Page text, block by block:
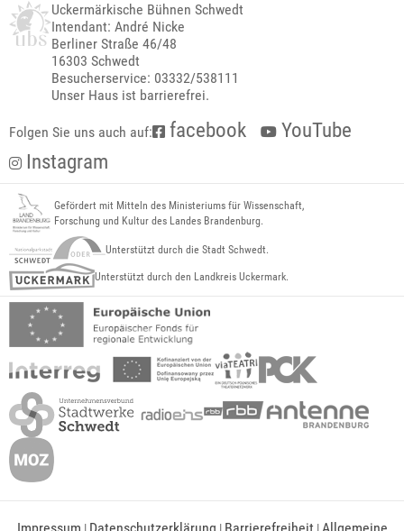
Uckermärkische Bühnen Schwedt
Intendant: André Nicke
Berliner Straße 46/48
16303 Schwedt
Besucherservice: 03332/538111
Unser Haus ist barrierefrei.
Folgen Sie uns auch auf: facebook
YouTube
Instagram
Gefördert mit Mitteln des Ministeriums für Wissenschaft,
Forschung und Kultur des Landes Brandenburg.
Unterstützt durch die Stadt Schwedt.
Unterstützt durch den Landkreis Uckermark.